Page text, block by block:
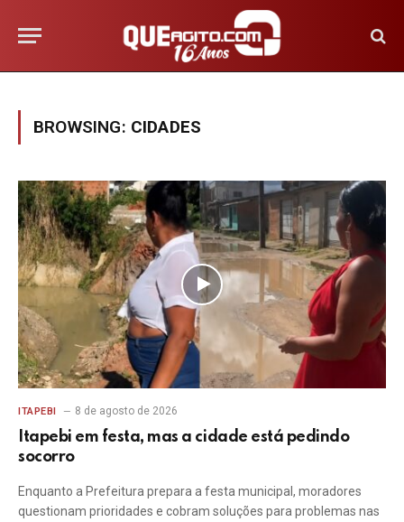
BROWSING: CIDADES
ITAPEBI 8 de agosto de 2026
Itapebi em festa, mas a cidade está pedindo
socorro
Enquanto a Prefeitura prepara a festa municipal, moradores
questionam prioridades e cobram soluções para problemas nas